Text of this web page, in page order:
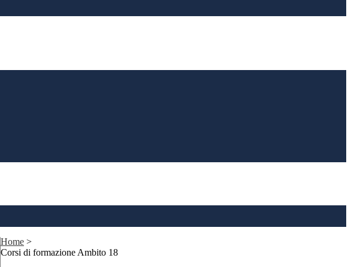
Home >
Corsi di formazione Ambito 18